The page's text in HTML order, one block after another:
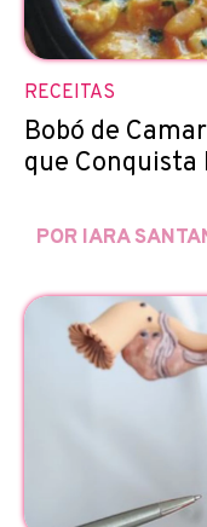
RECEITAS
Bobó de
que Conquista
POR IARA